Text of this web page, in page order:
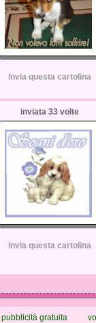
Invia questa cartolina
inviata 33 volte
Invia questa cartolina
pubblicità gratuita